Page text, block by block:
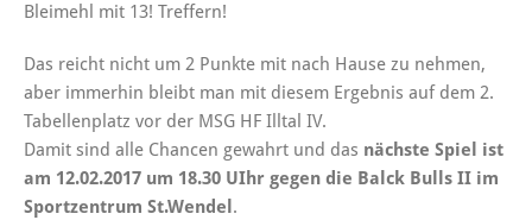
Bleimehl mit 13! Treffern!
Das reicht nicht um 2 Punkte mit nach Hause zu nehmen,
aber immerhin bleibt man mit diesem Ergebnis auf dem 2.
Tabellenplatz vor der MSG HF Illtal IV.
Damit sind alle Chancen gewahrt und das nächste Spiel ist
am 12.02.2017 um 18.30 UIhr gegen die Balck Bulls II im
Sportzentrum St.Wendel .